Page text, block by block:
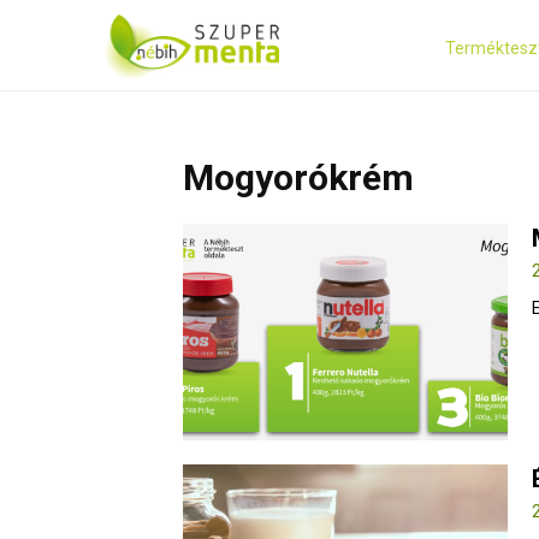
Mogyorókrém